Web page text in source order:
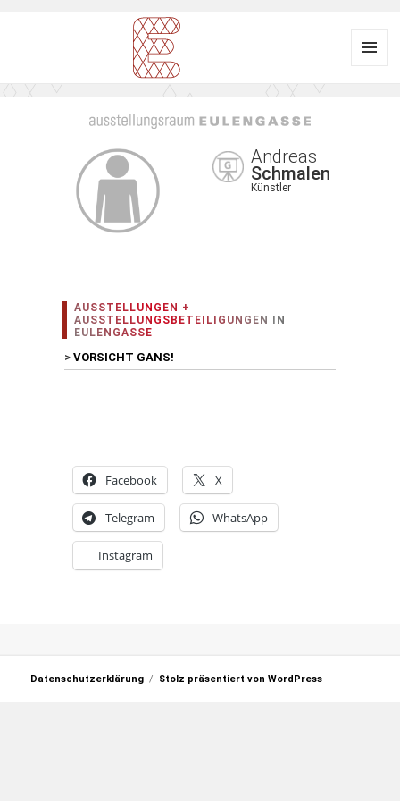
EULENGASSE
Andreas
Schmalen
Künstler
AUSSTELLUNGEN +
AUSSTELLUNGSBETEILIGUNGEN IN
EULENGASSE
>VORSICHT GANS!
Facebook X
Telegram WhatsApp
Instagram
Datenschutzerklärung Stolz präsentiert von WordPress